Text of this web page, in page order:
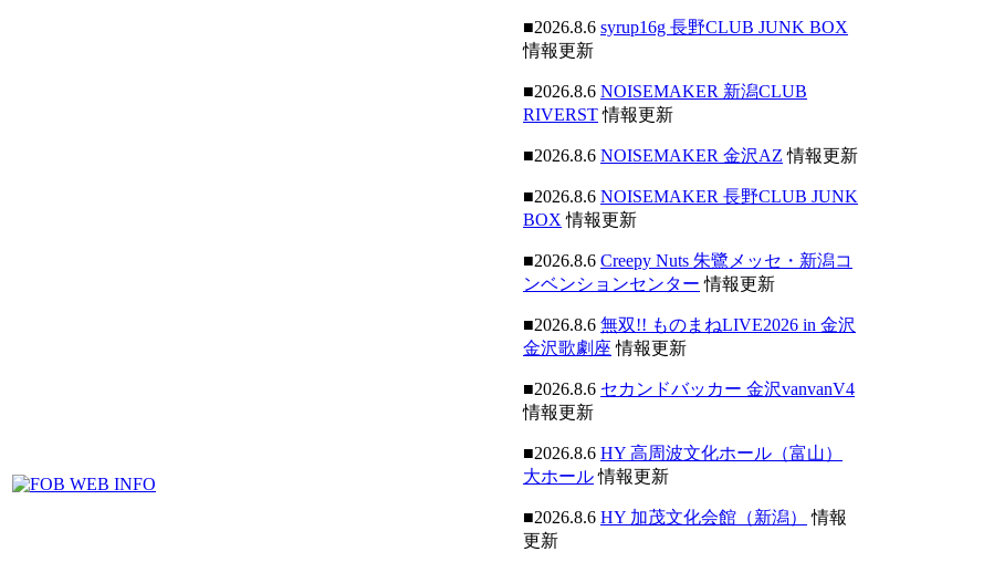
■2026.8.6 syrup16g 長野CLUB JUNK BOX
情報更新
■2026.8.6 NOISEMAKER 新潟CLUB
RIVERST情報更新
■2026.8.6 NOISEMAKER 金沢AZ 情報更新
■2026.8.6 NOISEMAKER 長野CLUB JUNK
BOX 情報更新
■2026.8.6 Creepy Nuts 朱鷺メッセ・新潟コ
ンベンションセンター 情報更新
■2026.8.6 無双!! ものまねLIVE2026 in 金沢
金沢歌劇座 情報更新
■2026.8.6 セカンドバッカー 金沢vanvanV4
情報更新
■2026.8.6 HY 高周波文化ホール（富山）
大ホール情報更新
■2026.8.6 HY 加茂文化会館（新潟）
情報
更新